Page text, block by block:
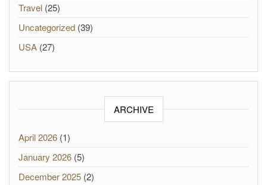
Travel (25)
Uncategorized (39)
USA (27)
ARCHIVE
April 2026 (1)
January 2026 (5)
December 2025 (2)